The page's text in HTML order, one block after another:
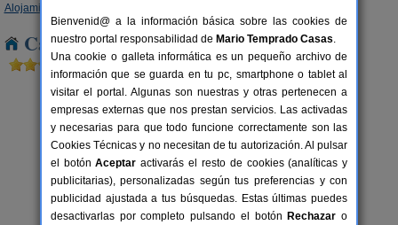
Alojamientos
Casas Rurales cerca de Can Pastilla
2 pers.
desde55 €
Petit Caimari
Caimari (Mallorca)
Bienvenid@ a la información básica sobre las cookies de
nuestro portal responsabilidad de Mario Temprado Casas.
Una cookie o galleta informática es un pequeño archivo de
información que se guarda en tu pc, smartphone o tablet al
visitar el portal. Algunas son nuestras y otras pertenecen a
empresas externas que nos prestan servicios. Las activadas
y necesarias para que todo funcione correctamente son las
Cookies Técnicas y no necesitan de tu autorización. Al pulsar
el botónAceptar activarás el resto de cookies (analíticas y
publicitarias), personalizadas según tus preferencias y con
publicidad ajustada a tus búsquedas. Estas últimas puedes
desactivarlas por completo pulsando el botón Rechazar o